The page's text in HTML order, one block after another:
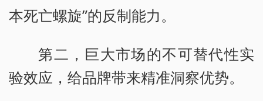
本死亡螺旋”的反制能力。
第二，巨大市场的不可替代性实
验效应，给品牌带来精准洞察优势。